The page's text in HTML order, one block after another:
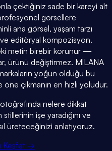
çektiğiniz sade bir kareyi alt
görsellere
ana görsel, yaşam tarzı
editöryal kompozisyon.
metin birebir korunur —
ürünü değiştirmez. MİLANA
yoğun olduğu bu
çıkmanın en hızlı yoludur.
nelere dikkat
işe yaradığını ve
üreteceğinizi anlatıyoruz.
Keşfet →